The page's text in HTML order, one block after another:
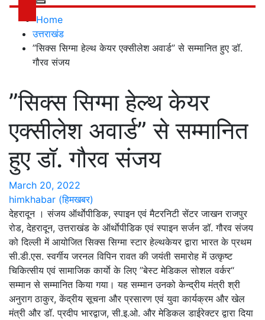
Home
उत्तराखंड
”सिक्स सिग्मा हेल्थ केयर एक्सीलेश अवार्ड” से सम्मानित हुए डॉ.
गौरव संजय
”सिक्स सिग्मा हेल्थ केयर
एक्सीलेश अवार्ड” से सम्मानित
हुए डॉ. गौरव संजय
March 20, 2022
himkhabar (हिमखबर)
देहरादून । संजय ऑर्थाेपीडिक, स्पाइन एवं मैटरनिटी सेंटर जाखन राजपुर
रोड, देहरादून, उत्तराखंड के ऑर्थाेपीडिक एवं स्पाइन सर्जन डॉ. गौरव संजय
को दिल्ली में आयोजित सिक्स सिग्मा स्टार हेल्थकेयर द्वारा भारत के प्रथम
सी.डी.एस. स्वर्गीय जरनल विपिन रावत की जयंती समारोह में उत्कृष्ट
चिकित्सीय एवं सामाजिक कार्याे के लिए ”बेस्ट मेडिकल सोशल वर्कर“
सम्मान से सम्मानित किया गया। यह सम्मान उनको केन्द्रीय मंत्री श्री
अनुराग ठाकुर, केंद्रीय सूचना और प्रसारण एवं युवा कार्यक्रम और खेल
मंत्री और डॉ. प्रदीप भारद्वाज, सी.इ.ओ. और मेडिकल डाईरेक्टर द्वारा दिया